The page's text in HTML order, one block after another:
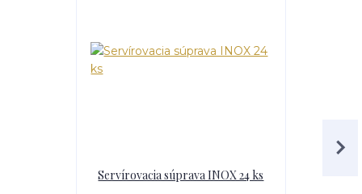
Servírovacia súprava INOX 24 ks